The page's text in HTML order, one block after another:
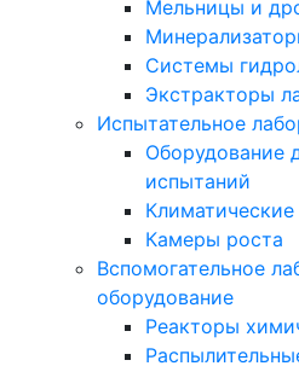
Мельницы и
Системы
Экстракторы
Испытательное
Оборудование
испытаний
Камеры роста
Вспомогательное
оборудование
Реакторы